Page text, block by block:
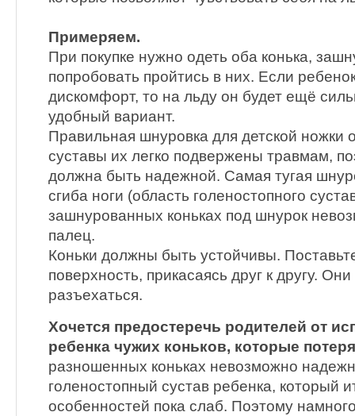
Примеряем.
При покупке нужно одеть оба конька,
попробовать пройтись в них. Если
дискомфорт, то на льду он будет ещё
удобный вариант.
Правильная шнуровка для детской ножки
суставы их легко подвержены травмам,
должна быть надежной. Самая тугая
сгиба ноги (область голеностопного
зашнурованных коньках под шнурок
палец.
Коньки должны быть устойчивы.
поверхность, прикасаясь друг к другу.
разъехаться.
Хочется предостеречь родителей от
ребенка чужих коньков, которые
разношенных коньках невозможно
голеностопный сустав ребенка, который
особенностей пока слаб. Поэтому